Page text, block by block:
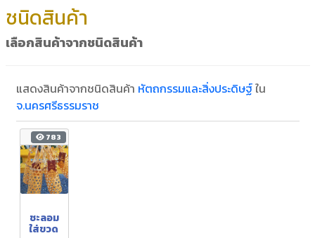
ชนิดสินค้า
เลือกสินค้าจากชนิดสินค้า
แสดงสินค้าจากชนิดสินค้า หัตถกรรมและสิ่งประดิษฐ์ใน
จ.นครศรีธรรมราช
783
ชะลอม
ใส่ขวด